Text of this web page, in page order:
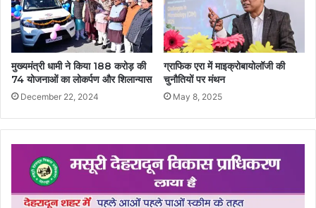
मुख्यमंत्री धामी ने किया 188 करोड़ की
74 योजनाओं का लोकर्पण और शिलान्यास
December 22, 2024
ग्राफिक एरा में माइक्रोबायोलॉजी की
चुनौतियों पर मंथन
May 8, 2025